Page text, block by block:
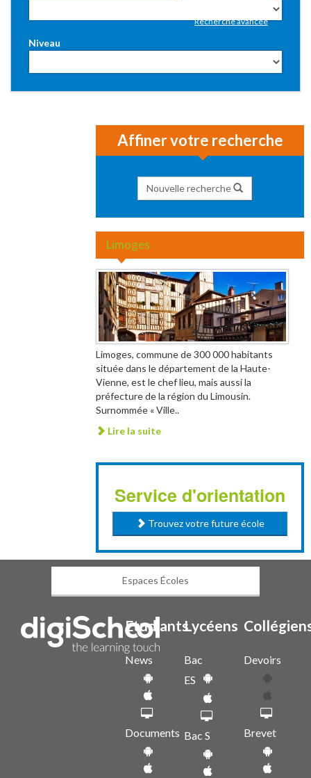
Niveau
Recherche avancée
Affiner votre recherche
Nouvelle recherche
Limoges
Limoges, commune de 300 000 habitants
située dans le département de la Haute-
Vienne, est le chef lieu, mais aussi la
préfecture de la région du Limousin.
Surnommée « Ville..
Lire la suite
Service d'orientation
Trouvez votre future école
Espaces Écoles
Etudiants
News
Documents
Lycéens
Bac
ES
Bac S
Devoirs
Brevet